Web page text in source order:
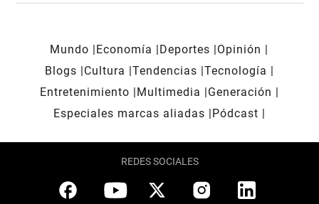
Mundo Economía Deportes
Opinión
Blogs
Cultura Tendencias Tecnología
Entretenimiento
Multimedia
Generación
Especiales marcas aliadas
Pódcast
REDES SOCIALES